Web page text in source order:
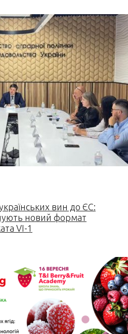
вин до ЄС:
новий формат
VI-1